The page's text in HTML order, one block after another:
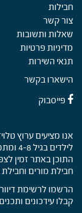
חבילות
צור קשר
שאלות ותשובות
מדיניות פרטיות
תנאי השירות
הישארו בקשר
פייסבוק
אנו מציעים ערוץ
לילדים בגיל 4-8 ומתמקדים בלימוד אנגלית, חשבון, מדע ועובדות חיים.
התוכן באתר זמין
חבילת מורים
הרשמו לרשימת דיוור
קבלו עידכונים